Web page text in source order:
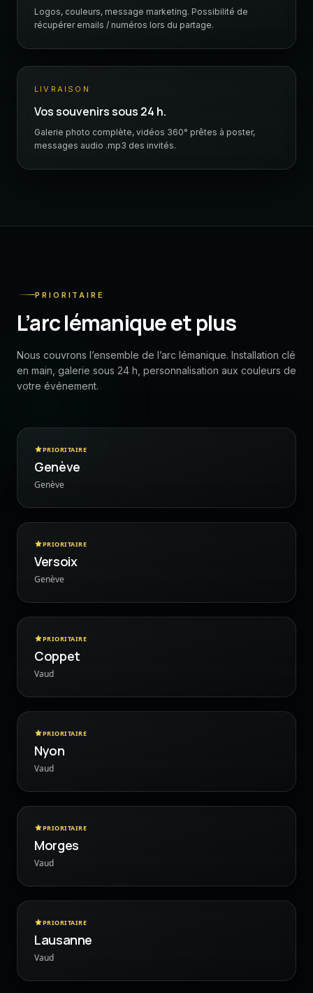
Logos, couleurs, message marketing. Possibilité de
récupérer emails / numéros lors du partage.
LIVRAISON
Vos souvenirs sous 24 h.
Galerie photo complète, vidéos 360° prêtes à poster,
messages audio .mp3 des invités.
PRIORITAIRE
L’arc lémanique et plus
Nous couvrons l’ensemble de l’arc lémanique. Installation clé
en main, galerie sous 24 h, personnalisation aux couleurs de
votre événement.
PRIORITAIRE
Genève
Genève
PRIORITAIRE
Versoix
Genève
PRIORITAIRE
Coppet
Vaud
PRIORITAIRE
Nyon
Vaud
PRIORITAIRE
Morges
Vaud
PRIORITAIRE
Lausanne
Vaud